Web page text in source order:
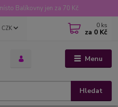
Balíkovny jen za 70 Kč
Menu
CZK
Hledat
0 ks
za 0 Kč